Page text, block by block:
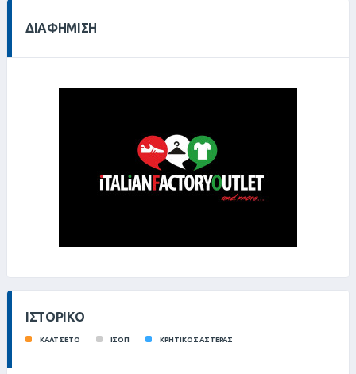
ΔΙΑΦΉΜΙΣΗ
ΙΣΤΟΡΙΚΌ
ΚΑΛΤΣΕΤΟ ΙΣΟΠ ΚΡΗΤΙΚΟΣ ΑΣΤΕΡΑΣ